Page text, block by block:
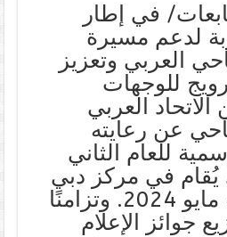
في إطار
لدعم مسيرة
العربي وتعزيز
للوجهات
الاتحاد العربي
عن رعايته
للعام الثاني
العربي 2024، الذي يُقام في مركز دبي
التجاري العالمي خلال الفترة من 1 إلى 4 مايو 2024. وتزامنًا
جوائز الإعلام